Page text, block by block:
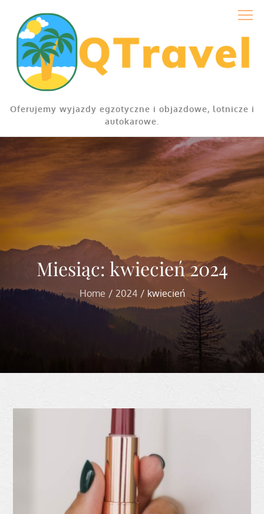
content
Oferujemy wyjazdy egzotyczne i objazdowe, lotnicze i
autokarowe.
Miesiąc: kwiecień 2024
Home 2024 kwiecień